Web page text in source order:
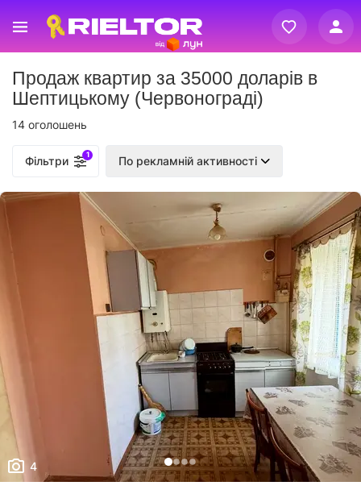
Реєстрація
Вхід
Продаж квартир за 35000 доларів в
Шептицькому (Червонограді)
14 оголошень
Фільтри 1 По рекламній активності
4